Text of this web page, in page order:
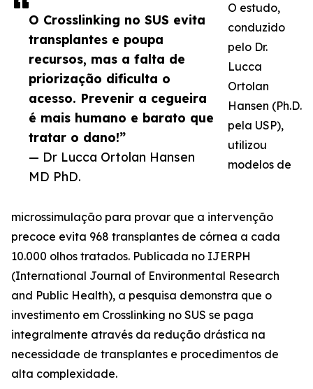
O Crosslinking no SUS evita
transplantes e poupa
recursos, mas a falta de
priorização dificulta o
acesso. Prevenir a cegueira
é mais humano e barato que
tratar o dano!”
— Dr Lucca Ortolan Hansen
MD PhD.
O estudo,
conduzido
pelo Dr.
Lucca
Ortolan
Hansen (Ph.D.
pela USP),
utilizou
modelos de
microssimulação para provar que a intervenção
precoce evita 968 transplantes de córnea a cada
10.000 olhos tratados. Publicada no IJERPH
(International Journal of Environmental Research
and Public Health), a pesquisa demonstra que o
investimento em Crosslinking no SUS se paga
integralmente através da redução drástica na
necessidade de transplantes e procedimentos de
alta complexidade.